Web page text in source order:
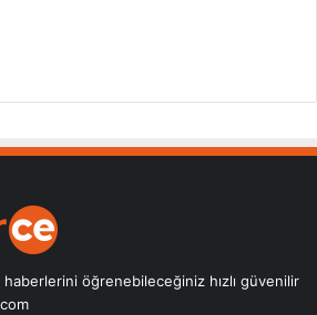
öğrenebileceğiniz hızlı güvenilir